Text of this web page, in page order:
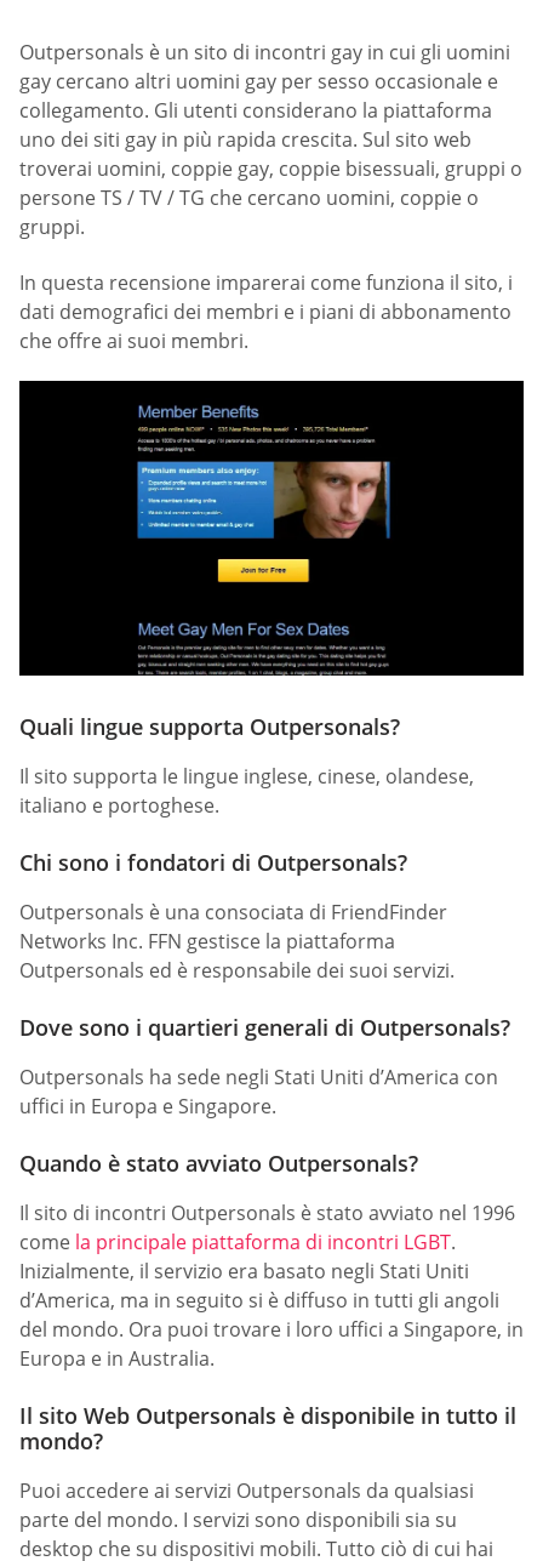
Outpersonals è un sito di incontri gay in cui gli uomini
gay cercano altri uomini gay per sesso occasionale e
collegamento. Gli utenti considerano la piattaforma
uno dei siti gay in più rapida crescita. Sul sito web
troverai uomini, coppie gay, coppie bisessuali, gruppi o
persone TS / TV / TG che cercano uomini, coppie o
gruppi.
In questa recensione imparerai come funziona il sito, i
dati demografici dei membri e i piani di abbonamento
che offre ai suoi membri.
Quali lingue supporta Outpersonals?
Il sito supporta le lingue inglese, cinese, olandese,
italiano e portoghese.
Chi sono i fondatori di Outpersonals?
Outpersonals è una consociata di FriendFinder
Networks Inc. FFN gestisce la piattaforma
Outpersonals ed è responsabile dei suoi servizi.
Dove sono i quartieri generali di Outpersonals?
Outpersonals ha sede negli Stati Uniti d’America con
uffici in Europa e Singapore.
Quando è stato avviato Outpersonals?
Il sito di incontri Outpersonals è stato avviato nel 1996
come la principale piattaforma di incontri LGBT.
Inizialmente, il servizio era basato negli Stati Uniti
d’America, ma in seguito si è diffuso in tutti gli angoli
del mondo. Ora puoi trovare i loro uffici a Singapore, in
Europa e in Australia.
Il sito Web Outpersonals è disponibile in tutto il
mondo?
Puoi accedere ai servizi Outpersonals da qualsiasi
parte del mondo. I servizi sono disponibili sia su
desktop che su dispositivi mobili. Tutto ciò di cui hai